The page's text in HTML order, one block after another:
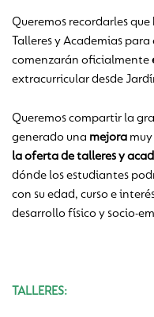
Queremos recordarles
Talleres y Academias
comenzarán oficialmente
extracurricular desde
Queremos compartir la
generado una mejora
la oferta de talleres y
dónde los estudiantes
con su edad, curso e
desarrollo físico y socio-
TALLERES: